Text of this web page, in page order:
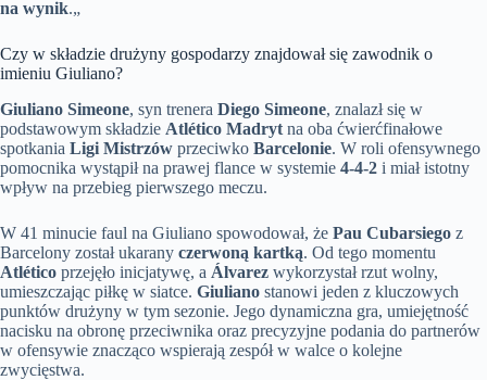
na wynik.„
Czy w składzie drużyny gospodarzy znajdował się zawodnik o
imieniu Giuliano?
Giuliano Simeone, syn trenera Diego Simeone, znalazł się w
podstawowym składzie Atlético Madryt na oba ćwierćfinałowe
spotkania Ligi Mistrzów przeciwko Barcelonie. W roli ofensywnego
pomocnika wystąpił na prawej flance w systemie 4-4-2 i miał istotny
wpływ na przebieg pierwszego meczu.
W 41 minucie faul na Giuliano spowodował, że Pau Cubarsiego z
Barcelony został ukarany czerwoną kartką. Od tego momentu
Atlético przejęło inicjatywę, a Álvarez wykorzystał rzut wolny,
umieszczając piłkę w siatce. Giuliano stanowi jeden z kluczowych
punktów drużyny w tym sezonie. Jego dynamiczna gra, umiejętność
nacisku na obronę przeciwnika oraz precyzyjne podania do partnerów
w ofensywie znacząco wspierają zespół w walce o kolejne
zwycięstwa.